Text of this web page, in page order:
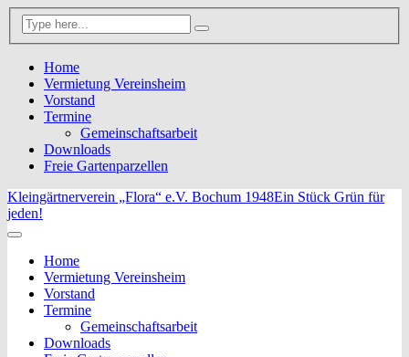
Home
Vermietung Vereinsheim
Vorstand
Termine
Gemeinschaftsarbeit
Downloads
Freie Gartenparzellen
Kleingärtnerverein „Flora“ e.V. Bochum 1948Ein Stück Grün für
jeden!
Home
Vermietung Vereinsheim
Vorstand
Termine
Gemeinschaftsarbeit
Downloads